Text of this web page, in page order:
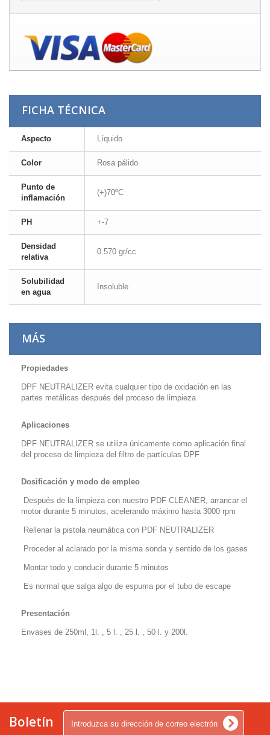
FICHA TÉCNICA
Aspecto Líquido
Color Rosa pálido
Punto de
inflamación
(+)70ºC
PH +-7
Densidad
relativa
0.570 gr/cc
Solubilidad
en agua
Insoluble
MÁS
Propiedades
DPF NEUTRALIZER evita cualquier tipo de oxidación en las
partes metálicas después del proceso de limpieza
Aplicaciones
DPF NEUTRALIZER se utiliza únicamente como aplicación final
del proceso de limpieza del filtro de partículas DPF
Dosificación y modo de empleo
Después de la limpieza con nuestro PDF CLEANER, arrancar el
motor durante 5 minutos, acelerando máximo hasta 3000 rpm
Rellenar la pistola neumática con PDF NEUTRALIZER
Proceder al aclarado por la misma sonda y sentido de los gases
Montar todo y conducir durante 5 minutos
Es normal que salga algo de espuma por el tubo de escape
Presentación
Envases de 250ml, 1l. , 5 l. , 25 l. , 50 l. y 200l.
Boletín